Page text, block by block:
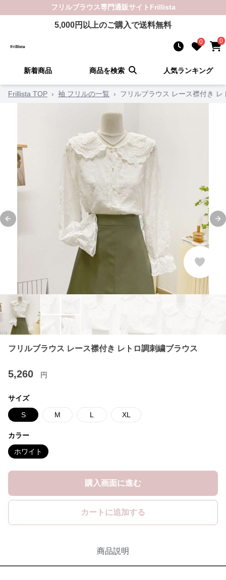
フリルブラウス専門通販サイト Frillista
5,000円以上のご購入で送料無料
0 0
新着商品 商品を検索 人気ランキング
Frillista TOP › 袖 フリルの一覧 › フリルブラウス レース襟付き レ
Previous slide
フリルブラウス レース襟付き レトロ調刺繍ブラウス
5,260 円
サイズ
S M L XL
カラー
ホワイト
購入画面に進む
カートに追加する
商品説明